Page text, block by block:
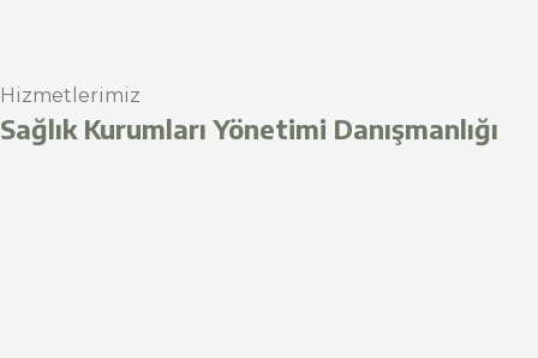
Hizmetlerimiz
Sağlık Kurumları Yönetimi Danışmanlığı